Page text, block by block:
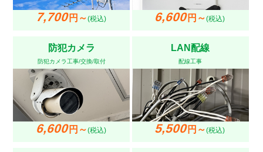
7,700円～(税込) 6,600円～(税込)
防犯カメラ
防犯カメラ工事/交換/取付
6,600円～(税込)
LAN配線
配線工事
5,500円～(税込)